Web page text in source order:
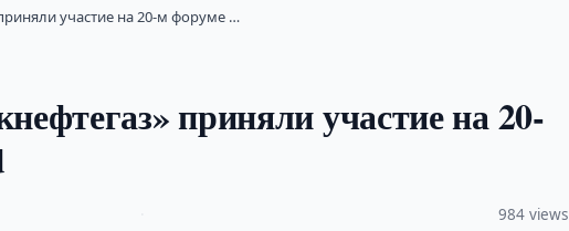
участие на 20-м форуме …
приняли участие на 20-
984 views